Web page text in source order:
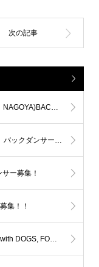
NEWAGE2024 SUMMER (TOKYO、OSAKA、NAGOYA)BACK DANCERオーディション開催決定！！
7/27(土)『楢葉町サマーフェスティバル2024』バックダンサーオーディション 開催
ー募集！
集！！
『CULTURE AVENUE FES 2024 LIFESTYLE with DOGS, FOOD, and MUSIC』バックダンサー&ナンバー/チーム出展者募集！